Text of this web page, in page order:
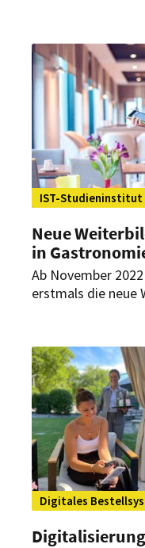
Zuschüssen für
IST-Studieninstitut
Neue
in
Ab November
erstmals die neue
digital aufstellen
sparen und mehr
auch nachhaltig
Digitales